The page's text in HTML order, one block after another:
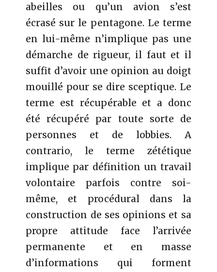
abeilles ou qu’un avion s’est
écrasé sur le pentagone. Le terme
en lui-même n’implique pas une
démarche de rigueur, il faut et il
suffit d’avoir une opinion au doigt
mouillé pour se dire sceptique. Le
terme est récupérable et a donc
été récupéré par toute sorte de
personnes et de lobbies. A
contrario, le terme zététique
implique par définition un travail
volontaire parfois contre soi-
même, et procédural dans la
construction de ses opinions et sa
propre attitude face l’arrivée
permanente et en masse
d’informations qui forment